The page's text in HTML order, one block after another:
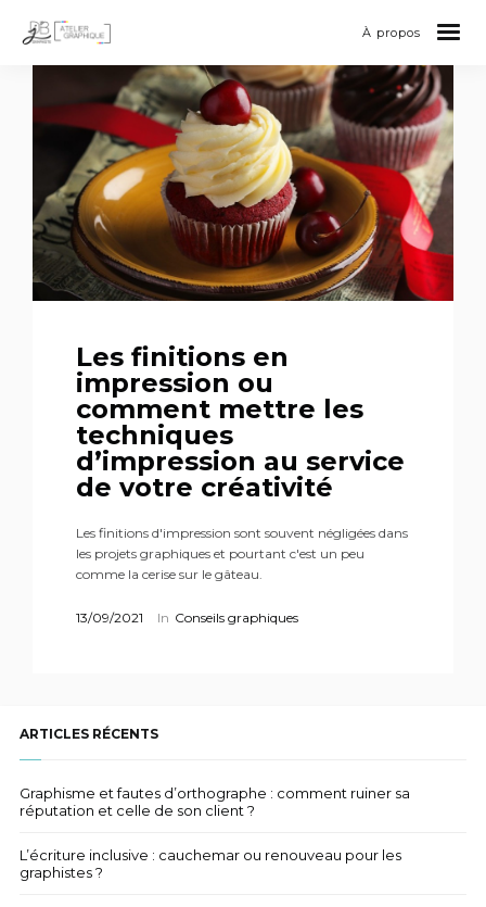
À propos
Les finitions en
impression ou
comment mettre les
techniques
d’impression au service
de votre créativité
Les finitions d'impression sont souvent négligées dans
les projets graphiques et pourtant c'est un peu
comme la cerise sur le gâteau.
13/09/2021 In Conseils graphiques
ARTICLES RÉCENTS
Graphisme et fautes d’orthographe : comment ruiner sa
réputation et celle de son client ?
L’écriture inclusive : cauchemar ou renouveau pour les
graphistes ?